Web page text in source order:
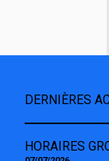
DERNIÈRES
HORAIRES